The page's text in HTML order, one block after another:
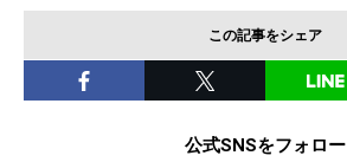
この記事をシェア
公式SNSをフォロー